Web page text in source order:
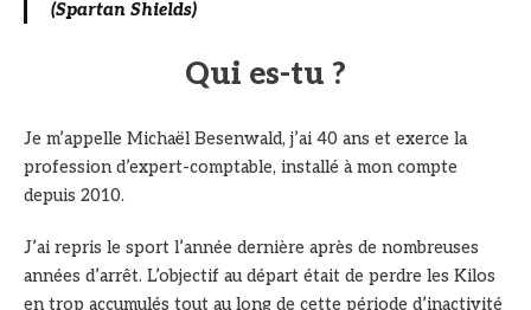
(Spartan Shields)
Qui es-tu ?
Je m’appelle Michaël Besenwald, j’ai 40 ans et exerce la
profession d’expert-comptable, installé à mon compte
depuis 2010.
J’ai repris le sport l’année dernière après de nombreuses
années d’arrêt. L’objectif au départ était de perdre les Kilos
en trop accumulés tout au long de cette période d’inactivité